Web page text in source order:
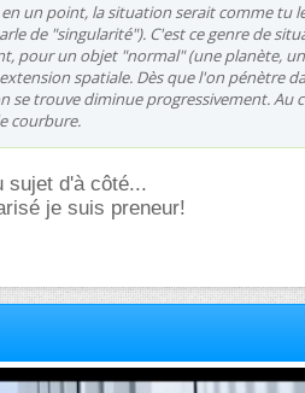
un point, la situation serait comme tu
de "singularité"). C'est ce genre de
pour un objet "normal" (une planète,
spatiale. Dès que l'on pénètre
se trouve diminue progressivement. Au
courbure.
sujet d'à côté...
je suis preneur!